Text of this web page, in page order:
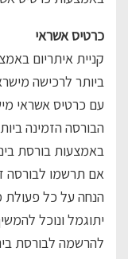
כרטיס אשראי
קניית איתריום
ביותר לרכישה
עם כרטיס אשראי
הבורסה הזמינה
באמצעות בורסת
הנחה על כל פעולת
יתוגמל ונוכל
להרשמה לבורסת